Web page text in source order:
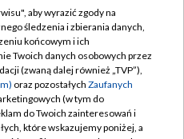
TVP
zgody
aby wyrazić zgody na
śledzenia i zbierania danych,
końcowym i ich
Twoich danych osobowych przez
(zwaną dalej również „TVP”),
oraz pozostałych Zaufanych
(w tym do
do Twoich zainteresowań i
które wskazujemy poniżej, a